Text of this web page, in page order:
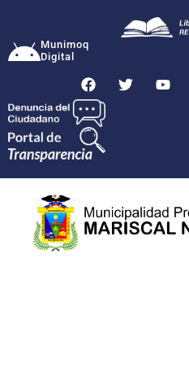
Munimoq
Digital